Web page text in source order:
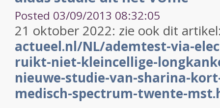
Posted 03/09/2013 08:32:05
21 oktober 2022: zie ook dit
actueel.nl/NL/ademtest-via-
ruikt-niet-kleincellige-
nieuwe-studie-van-sharina-
medisch-spectrum-twente-